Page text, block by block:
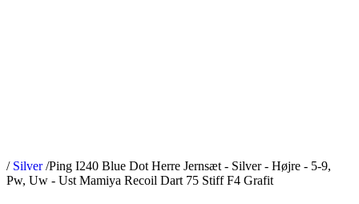
/ Silver /Ping I240 Blue Dot Herre Jernsæt - Silver - Højre - 5-9,
Pw, Uw - Ust Mamiya Recoil Dart 75 Stiff F4 Grafit